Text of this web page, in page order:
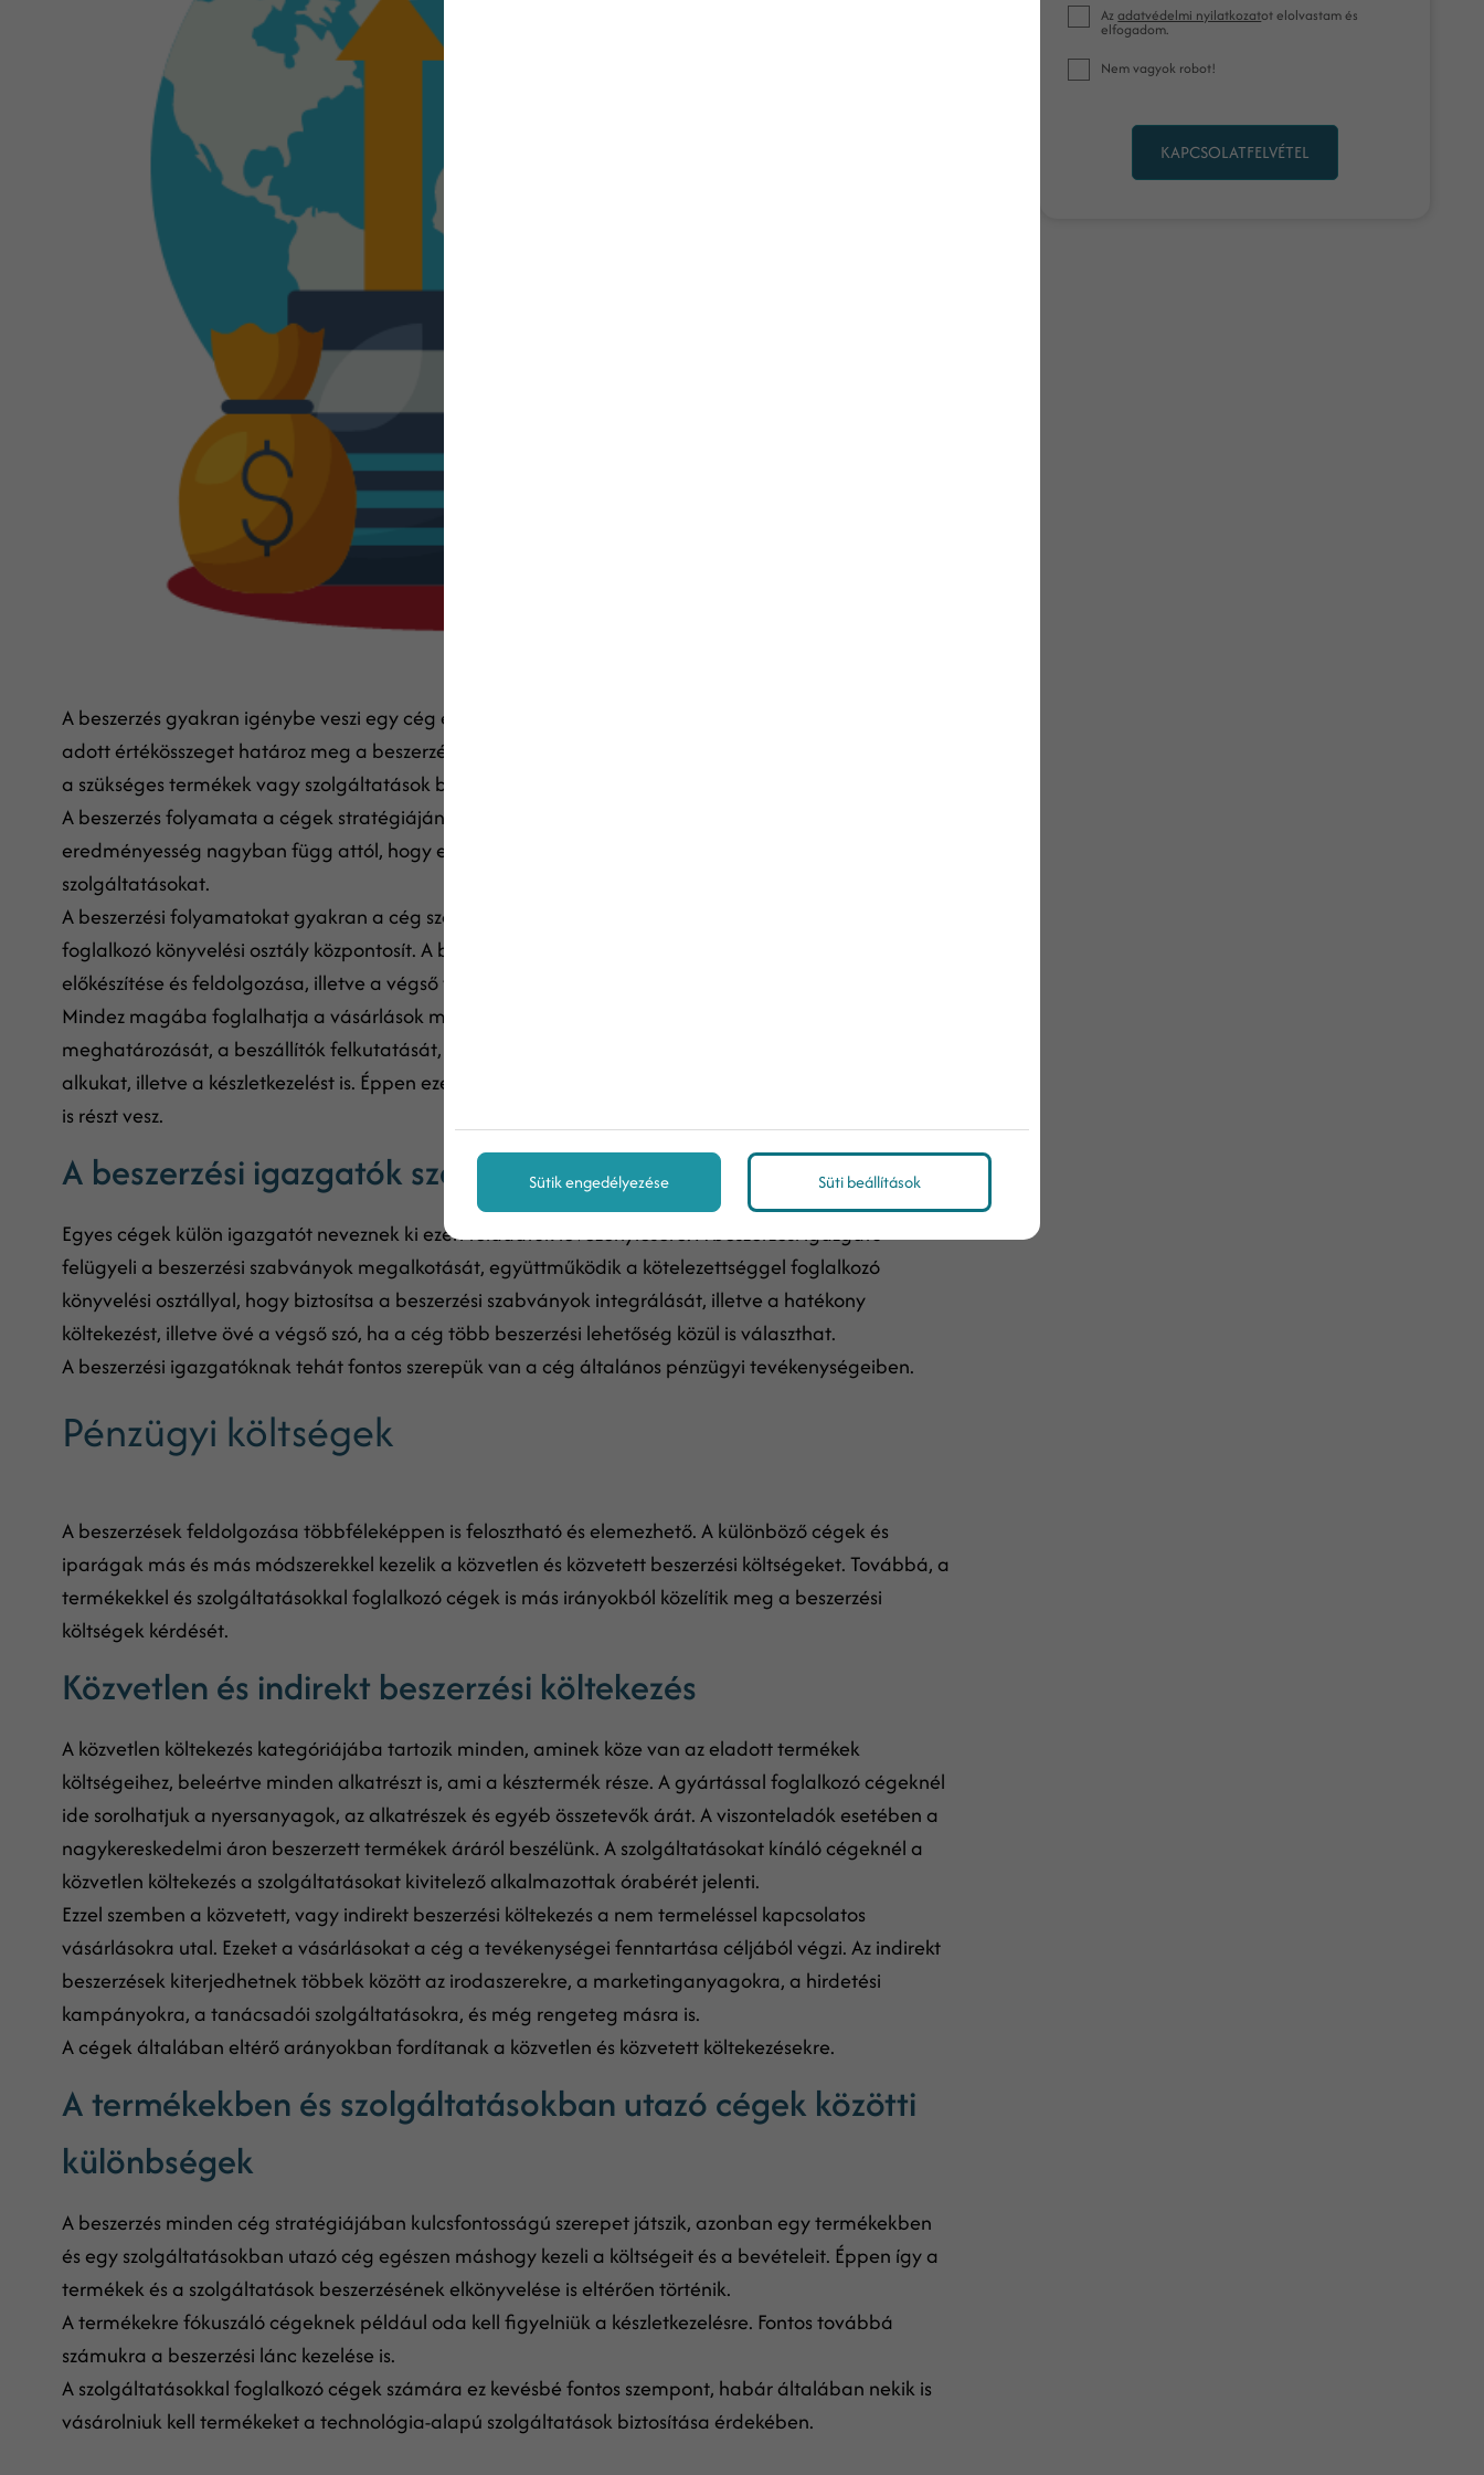
A beszerzés gyakran igénybe veszi egy cég erőforrásainak nagy részét. A beszerzési költségkeret egy
adott értékösszeget határoz meg a beszerzésért felelős menedzserek számára, amelyet elkölthetnek
a szükséges termékek vagy szolgáltatások beszerzésére.
A beszerzés folyamata a cégek stratégiájának kulcsfontosságú része, hiszen a siker és az
eredményesség nagyban függ attól, hogy egy cég képes-e beszerezni szükséges termékeket és
szolgáltatásokat.
A beszerzési folyamatokat gyakran a cég szabványi diktálják, amelyeket a kötelezettséggel
foglalkozó könyvelési osztály központosít. A beszerzés folyamatához gyakran hozzátartozik az igények
előkészítése és feldolgozása, illetve a végső vásárlás számlája és annak rendezése.
Mindez magába foglalhatja a vásárlások megtervezését, a szabványokat, a specifikációk
meghatározását, a beszállítók felkutatását, a kiválasztást, a pénzügyeket, az árajánlatokat és
alkukat, illetve a készletkezelést is. Éppen ezért a nagyobb cégek beszerzéseiben gyakran több osztály
is részt vesz.
A beszerzési igazgatók szerepe
Egyes cégek külön igazgatót neveznek ki ezen feladatok levezénylésére. A beszerzési igazgató
felügyeli a beszerzési szabványok megalkotását, együttműködik a kötelezettséggel foglalkozó
könyvelési osztállyal, hogy biztosítsa a beszerzési szabványok integrálását, illetve a hatékony
költekezést, illetve övé a végső szó, ha a cég több beszerzési lehetőség közül is választhat.
A beszerzési igazgatóknak tehát fontos szerepük van a cég általános pénzügyi tevékenységeiben.
Pénzügyi költségek
A beszerzések feldolgozása többféleképpen is felosztható és elemezhető. A különböző cégek és
iparágak más és más módszerekkel kezelik a közvetlen és közvetett beszerzési költségeket. Továbbá, a
termékekkel és szolgáltatásokkal foglalkozó cégek is más irányokból közelítik meg a beszerzési
költségek kérdését.
Közvetlen és indirekt beszerzési költekezés
A közvetlen költekezés kategóriájába tartozik minden, aminek köze van az eladott termékek
költségeihez, beleértve minden alkatrészt is, ami a késztermék része. A gyártással foglalkozó cégeknél
ide sorolhatjuk a nyersanyagok, az alkatrészek és egyéb összetevők árát. A viszonteladók esetében a
nagykereskedelmi áron beszerzett termékek áráról beszélünk. A szolgáltatásokat kínáló cégeknél a
közvetlen költekezés a szolgáltatásokat kivitelező alkalmazottak órabérét jelenti.
Ezzel szemben a közvetett, vagy indirekt beszerzési költekezés a nem termeléssel kapcsolatos
vásárlásokra utal. Ezeket a vásárlásokat a cég a tevékenységei fenntartása céljából végzi. Az indirekt
beszerzések kiterjedhetnek többek között az irodaszerekre, a marketinganyagokra, a hirdetési
kampányokra, a tanácsadói szolgáltatásokra, és még rengeteg másra is.
A cégek általában eltérő arányokban fordítanak a közvetlen és közvetett költekezésekre.
A termékekben és szolgáltatásokban utazó cégek közötti
különbségek
A beszerzés minden cég stratégiájában kulcsfontosságú szerepet játszik, azonban egy termékekben
és egy szolgáltatásokban utazó cég egészen máshogy kezeli a költségeit és a bevételeit. Éppen így a
termékek és a szolgáltatások beszerzésének elkönyvelése is eltérően történik.
A termékekre fókuszáló cégeknek például oda kell figyelniük a készletkezelésre. Fontos továbbá
számukra a beszerzési lánc kezelése is.
A szolgáltatásokkal foglalkozó cégek számára ez kevésbé fontos szempont, habár általában nekik is
vásárolniuk kell termékeket a technológia-alapú szolgáltatások biztosítása érdekében.
Azadatvédelmi nyilatkozatot elolvastam és
elfogadom.
Nem vagyok robot!
KAPCSOLATFELVÉTEL
Sütik engedélyezése Süti beállítások